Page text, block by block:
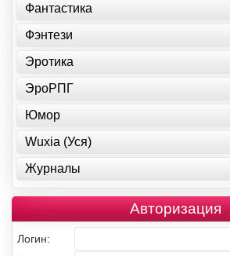
Фантастика
Фэнтези
Эротика
ЭроРПГ
Юмор
Wuxia (Уся)
Журналы
Авторизация
Логин: